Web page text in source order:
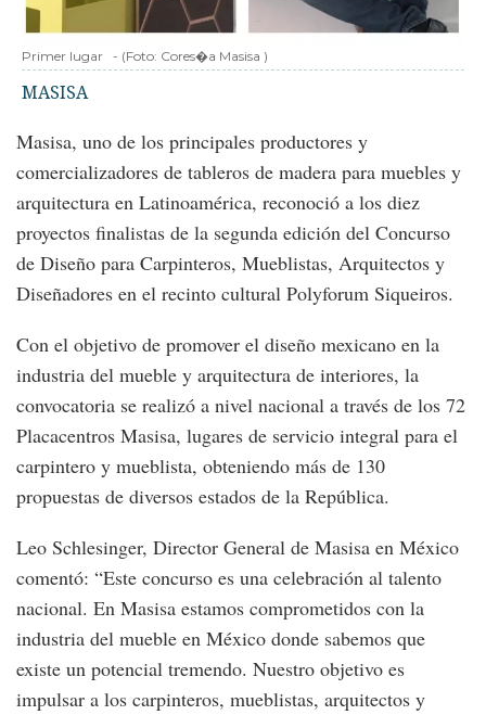
Primer lugar - (Foto: Cores�a Masisa )
MASISA
Masisa, uno de los principales productores y
comercializadores de tableros de madera para muebles y
arquitectura en Latinoamérica, reconoció a los diez
proyectos finalistas de la segunda edición del Concurso
de Diseño para Carpinteros, Mueblistas, Arquitectos y
Diseñadores en el recinto cultural Polyforum Siqueiros.
Con el objetivo de promover el diseño mexicano en la
industria del mueble y arquitectura de interiores, la
convocatoria se realizó a nivel nacional a través de los 72
Placacentros Masisa, lugares de servicio integral para el
carpintero y mueblista, obteniendo más de 130
propuestas de diversos estados de la República.
Leo Schlesinger, Director General de Masisa en México
comentó: “Este concurso es una celebración al talento
nacional. En Masisa estamos comprometidos con la
industria del mueble en México donde sabemos que
existe un potencial tremendo. Nuestro objetivo es
impulsar a los carpinteros, mueblistas, arquitectos y